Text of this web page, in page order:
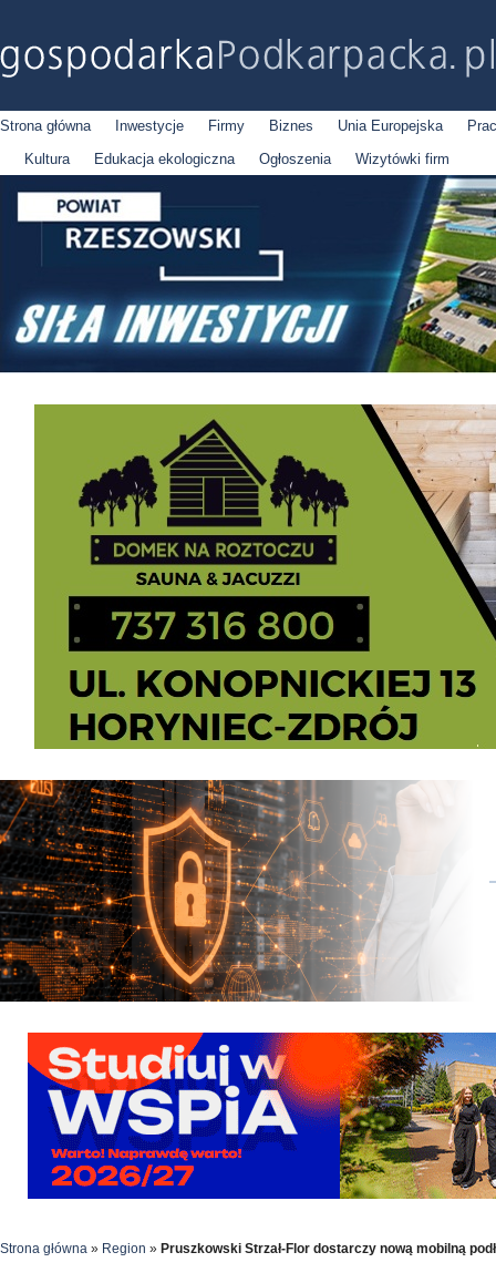
Strona główna Inwestycje Firmy Biznes Unia Europejska
Kultura
Edukacja ekologiczna Ogłoszenia Wizytówki firm
Strona główna » Region » Pruszkowski Strzał-Flor dostarczy nową mobilną